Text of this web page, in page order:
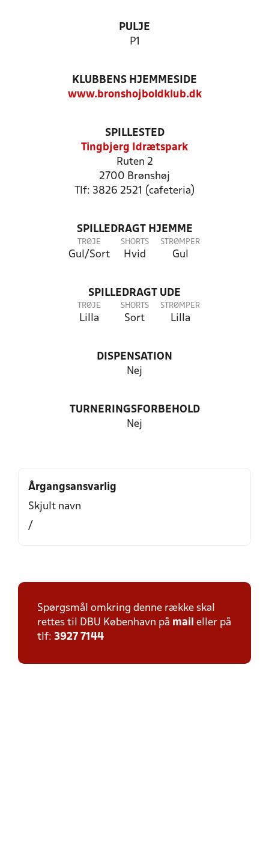
PULJE
P1
KLUBBENS HJEMMESIDE
www.bronshojboldklub.dk
SPILLESTED
Tingbjerg Idrætspark
Ruten 2
2700 Brønshøj
Tlf: 3826 2521 (cafeteria)
SPILLEDRAGT HJEMME
TRØJE
Gul/Sort
SHORTS
Hvid
STRØMPER
Gul
SPILLEDRAGT UDE
TRØJE
Lilla
SHORTS
Sort
STRØMPER
Lilla
DISPENSATION
Nej
TURNERINGSFORBEHOLD
Nej
Årgangsansvarlig
Skjult navn
/
Spørgsmål omkring denne række skal
rettes til DBU København på mail eller på
tlf: 3927 7144